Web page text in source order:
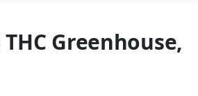
Greenhouse,